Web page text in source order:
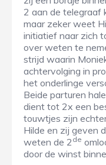
2 aan de telegraaf
maar zeker weet
initiatief naar zich
over weten te
strijd waarin
achtervolging in
het onderlinge
Beide parturen
dient tot 2x een
touwtjes zijn
Hilde en zij geven
weten de 2 de
door de winst